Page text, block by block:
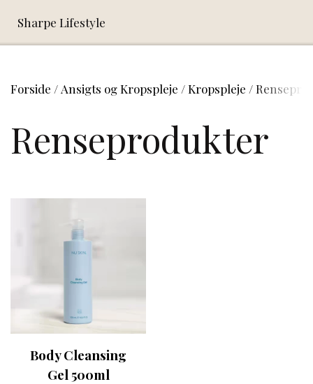
Sharpe Lifestyle
Forside Ansigts og Kropspleje Kropspleje
Renseprodukter
Body Cleansing
Gel 500ml